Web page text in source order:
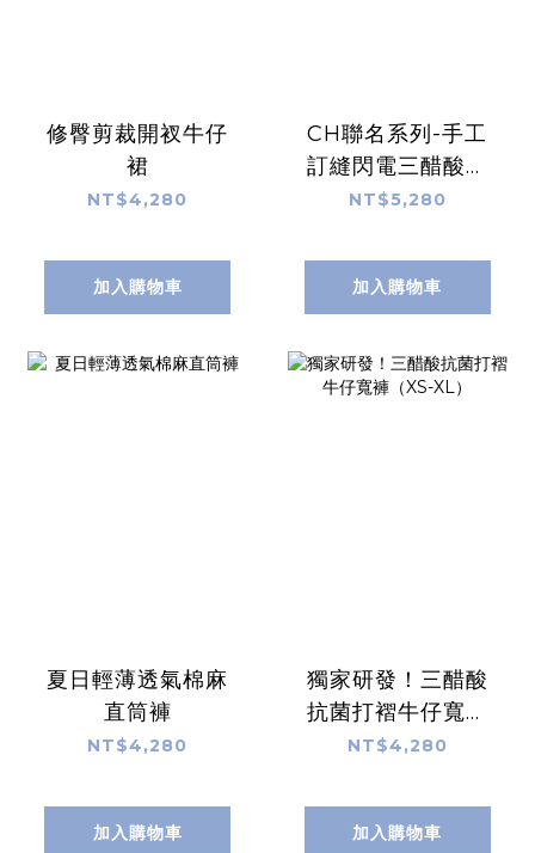
修臀剪裁開衩牛仔
裙
NT$4,280
加入購物車
CH聯名系列-手工
訂縫閃電三醋酸彎
型褲
NT$5,280
加入購物車
夏日輕薄透氣棉麻
直筒褲
NT$4,280
加入購物車
獨家研發！三醋酸
抗菌打褶牛仔寬褲
（XS-XL）
NT$4,280
加入購物車